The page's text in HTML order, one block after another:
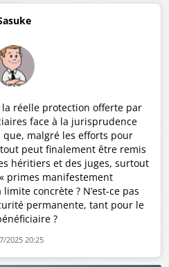
réelle protection offerte par
face à la jurisprudence
que, malgré les efforts pour
peut finalement être remis
héritiers et des juges, surtout
primes manifestement
concrète ? N’est-ce pas
permanente, tant pour le
?
2025 20:25